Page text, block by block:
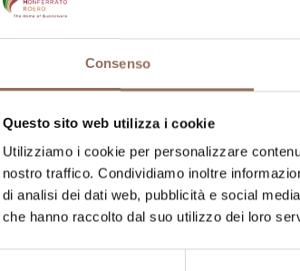
Consenso
Questo sito web utilizza i cookie
Utilizziamo i cookie per personalizzare
nostro traffico. Condividiamo inoltre
di analisi dei dati web, pubblicità e social
che hanno raccolto dal suo utilizzo dei loro
Numero di